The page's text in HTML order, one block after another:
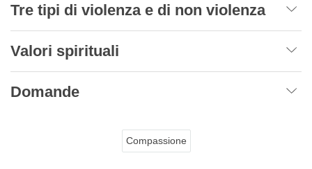
Tre tipi di violenza e di non violenza
Valori spirituali
Domande
Compassione